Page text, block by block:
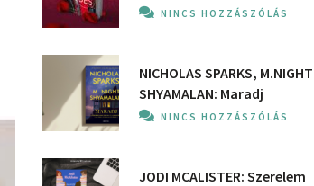
NINCS HOZZÁSZÓLÁS
NICHOLAS SPARKS, M.NIGHT
SHYAMALAN: Maradj
NINCS HOZZÁSZÓLÁS
JODI MCALISTER: Szerelem